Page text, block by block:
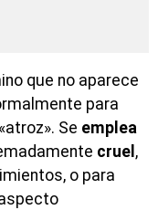
que no aparece
para
Se emplea
cruel ,
o para